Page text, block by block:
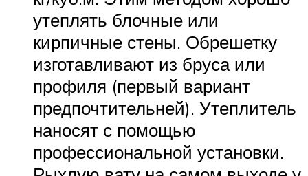
утеплять блочные или
кирпичные стены. Обрешетку
изготавливают из бруса или
профиля (первый вариант
предпочтительней). Утеплитель
наносят с помощью
профессиональной установки.